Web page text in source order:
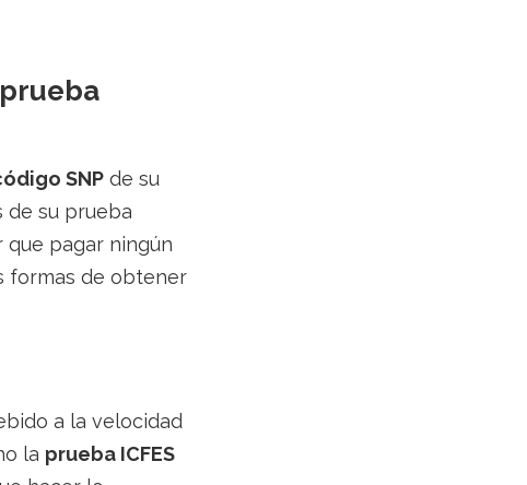
SNP de su
de su prueba
pagar ningún
formas de obtener
a la velocidad
la prueba ICFES